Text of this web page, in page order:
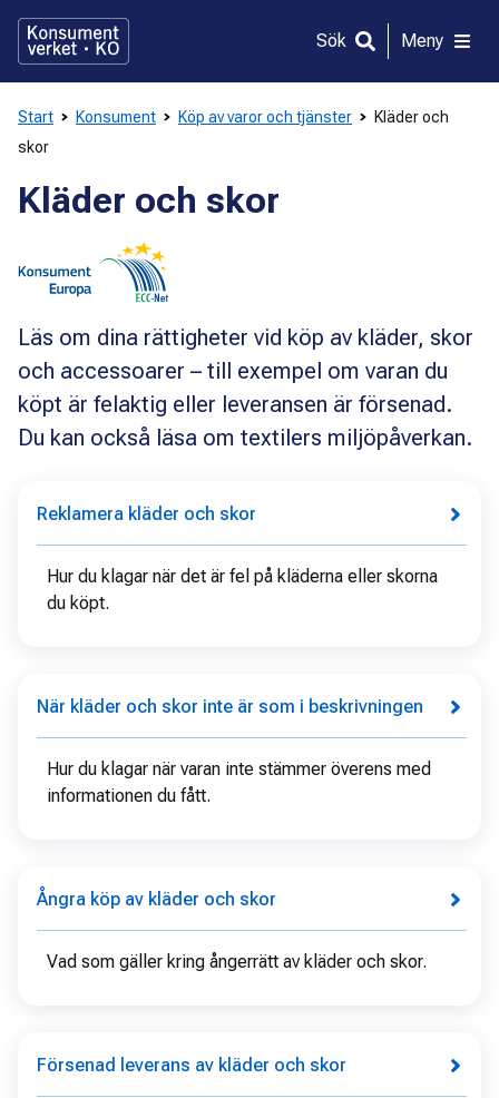
direkt
innehållet
Sök Meny
Start Konsument Köp av varor och tjänster
Kläder och
skor
Kläder och skor
Läs om dina rättigheter vid köp av kläder, skor
och accessoarer – till exempel om varan du
köpt är felaktig eller leveransen är försenad.
Du kan också läsa om textilers miljöpåverkan.
Reklamera kläder och skor
Hur du klagar när det är fel på kläderna eller skorna
du köpt.
När kläder och skor inte är som i beskrivningen
Hur du klagar när varan inte stämmer överens med
informationen du fått.
Ångra köp av kläder och skor
Vad som gäller kring ångerrätt av kläder och skor.
Försenad leverans av kläder och skor